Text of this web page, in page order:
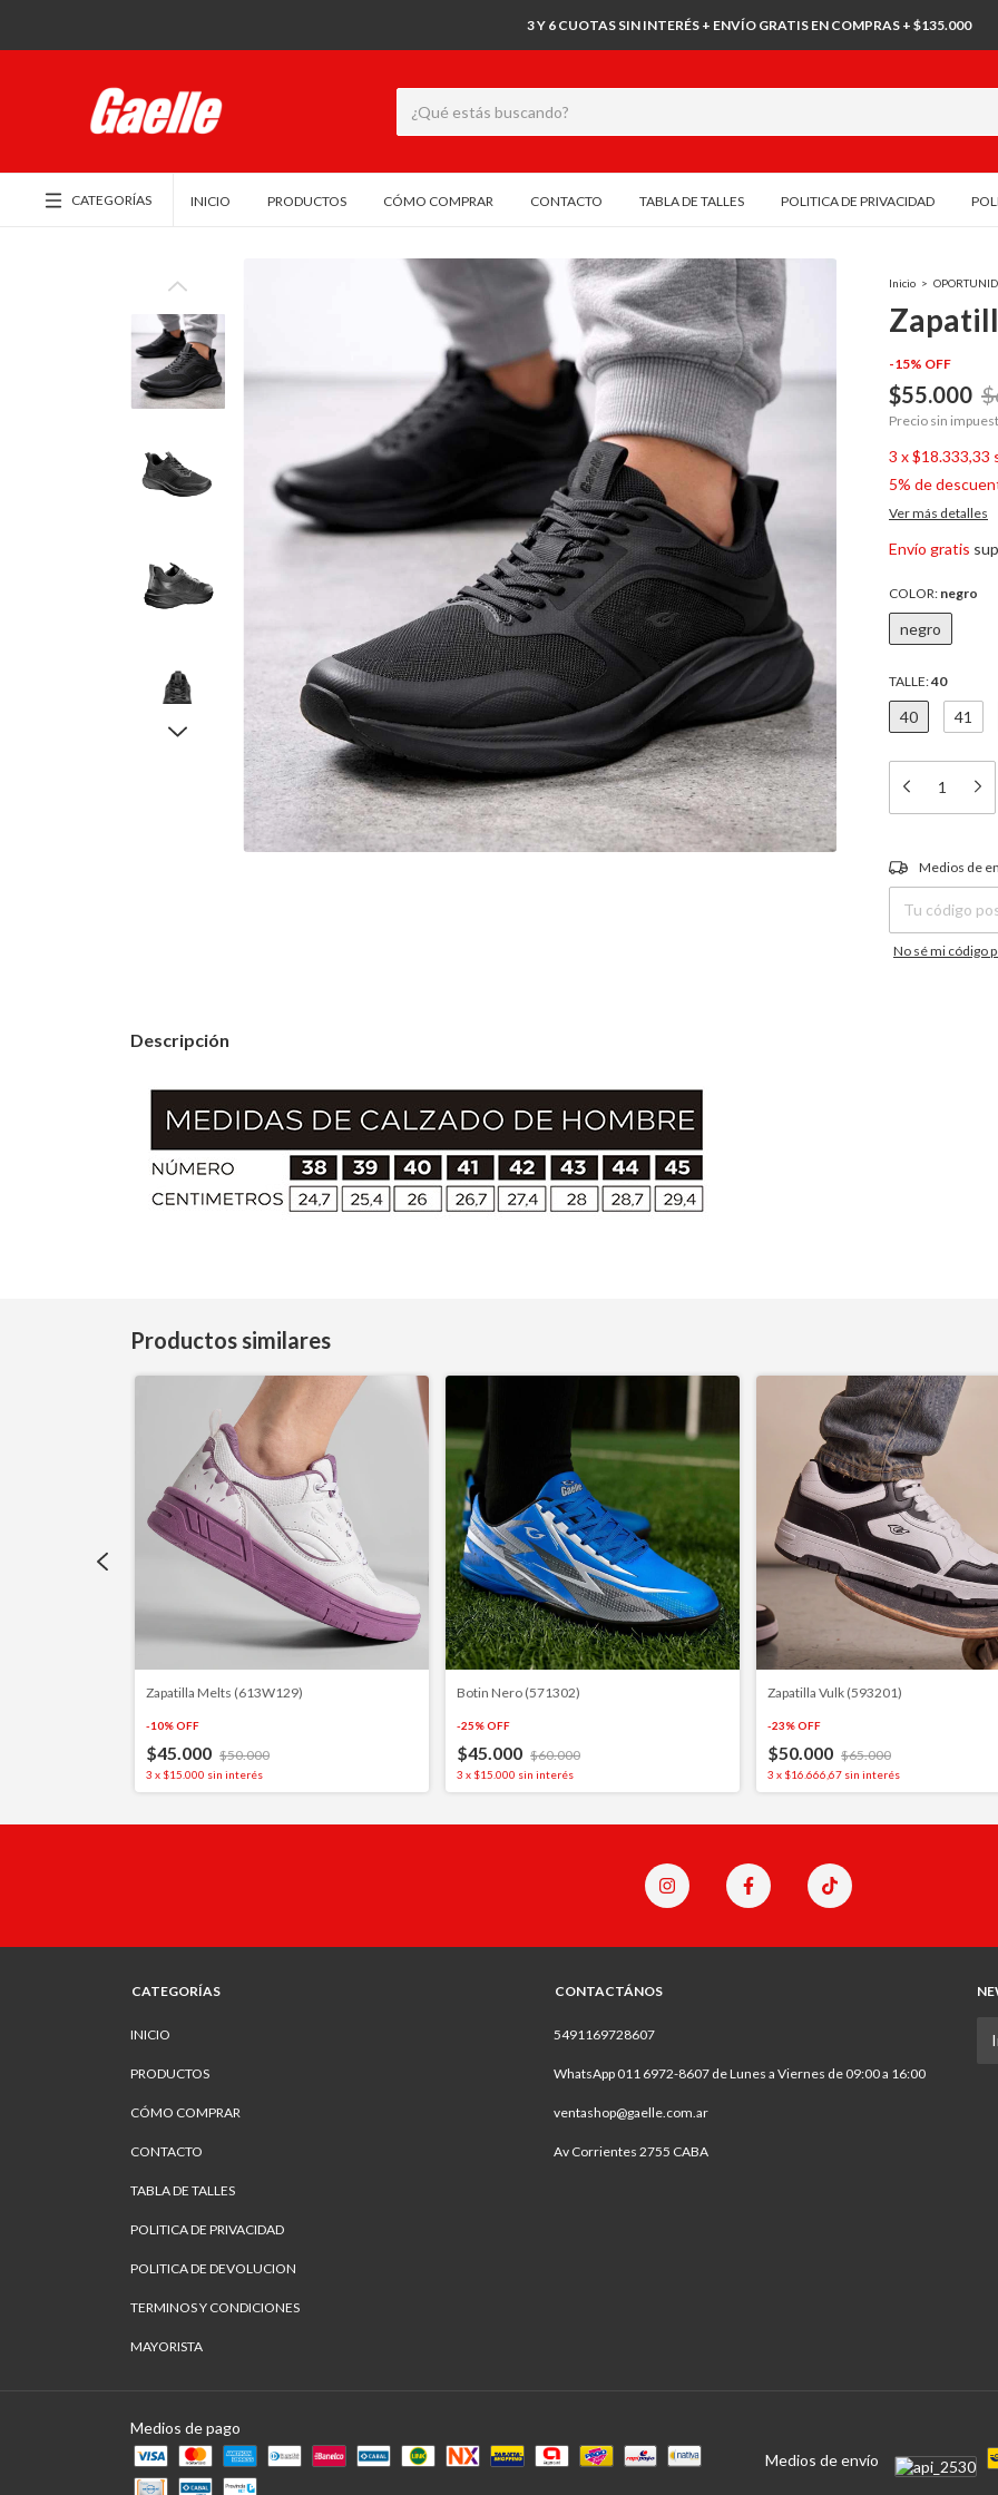
3 Y 6 CUOTAS SIN INTERÉS + ENVÍO GRATIS EN COMPRAS + $135.000
CATEGORÍAS INICIO PRODUCTOS CÓMO COMPRAR CONTACTO TABLA DE TALLES POLITICA DE PRIVACIDAD
Inicio >
-15% OFF
$55.000
Precio sin
3 x$18.333,33
5% de
Ver más detalles
Envío gratis
COLOR: negro
negro
TALLE:40
40 41
Entregas para el CP:
Medios de
No sé mi código
Descripción
Productos similares
Zapatilla Melts (613W129)
-10%OFF
$45.000 $50.000
3 x $15.000 sin interés
Botin Nero (571302)
-25%OFF
$45.000 $60.000
3 x $15.000 sin interés
Zapatilla Vulk (593201)
-23%OFF
$50.000 $65.000
3 x $16.666,67 sin interés
CATEGORÍAS
INICIO
PRODUCTOS
CÓMO COMPRAR
CONTACTO
TABLA DE TALLES
POLITICA DE PRIVACIDAD
POLITICA DE DEVOLUCION
TERMINOS Y CONDICIONES
MAYORISTA
CONTACTÁNOS
5491169728607
WhatsApp 011 6972-8607 de Lunes a Viernes de 09:00 a 16:00
ventashop@gaelle.com.ar
Av Corrientes 2755 CABA
Medios de pago
Medios de envío